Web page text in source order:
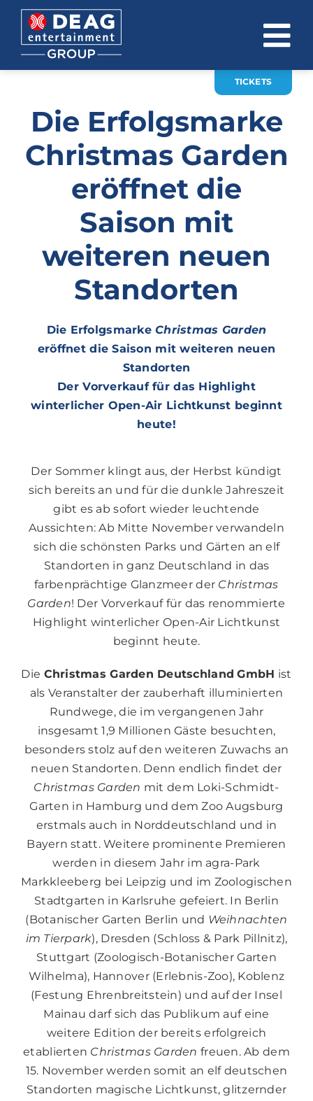
Zum
Inhalt
springen
INVESTOR RELATIONS
EVENTS
KARRIERE
News
TICKETS
Die Erfolgsmarke
Christmas Garden
eröffnet die
Saison mit
weiteren neuen
Standorten
Die ErfolgsmarkeChristmas Garden
eröffnet die Saison mit weiteren neuen
Standorten
Der Vorverkauf für das Highlight
winterlicher Open-Air Lichtkunst beginnt
heute!
Der Sommer klingt aus, der Herbst kündigt
sich bereits an und für die dunkle Jahreszeit
gibt es ab sofort wieder leuchtende
Aussichten: Ab Mitte November verwandeln
sich die schönsten Parks und Gärten an elf
Standorten in ganz Deutschland in das
farbenprächtige Glanzmeer der Christmas
Garden! Der Vorverkauf für das renommierte
Highlight winterlicher Open-Air Lichtkunst
beginnt heute.
Die Christmas Garden Deutschland GmbH ist
als Veranstalter der zauberhaft illuminierten
Rundwege, die im vergangenen Jahr
insgesamt 1,9 Millionen Gäste besuchten,
besonders stolz auf den weiteren Zuwachs an
neuen Standorten. Denn endlich findet der
Christmas Garden mit dem Loki-Schmidt-
Garten in Hamburg und dem Zoo Augsburg
erstmals auch in Norddeutschland und in
Bayern statt. Weitere prominente Premieren
werden in diesem Jahr im agra-Park
Markkleeberg bei Leipzig und im Zoologischen
Stadtgarten in Karlsruhe gefeiert. In Berlin
(Botanischer Garten Berlin und Weihnachten
im Tierpark), Dresden (Schloss & Park Pillnitz),
Stuttgart (Zoologisch-Botanischer Garten
Wilhelma), Hannover (Erlebnis-Zoo), Koblenz
(Festung Ehrenbreitstein) und auf der Insel
Mainau darf sich das Publikum auf eine
weitere Edition der bereits erfolgreich
etablierten Christmas Garden freuen. Ab dem
15. November werden somit an elf deutschen
Standorten magische Lichtkunst, glitzernder